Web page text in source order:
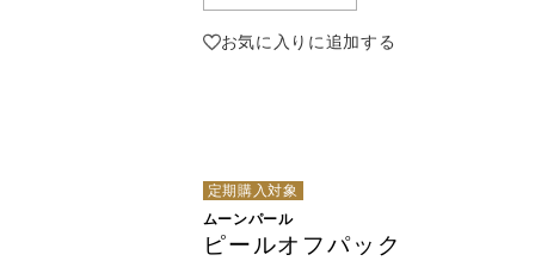
お気に入りに追加する
定期購入対象
ムーンパール
ピールオフパック